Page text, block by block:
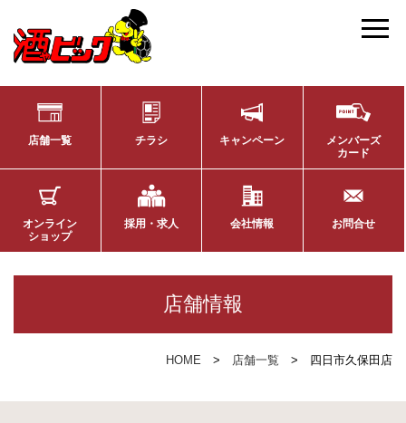
店舗一覧 チラシ キャンペーン
メンバーズ
カード
オンライン
ショップ
採用・求人 会社情報 お問合せ
店舗情報
HOME 店舗一覧 四日市久保田店